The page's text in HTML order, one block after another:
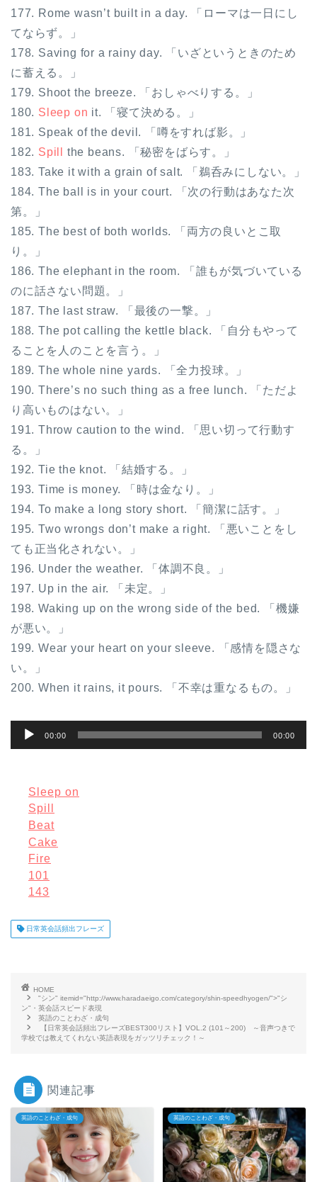
177. Rome wasn’t built in a day. 「ローマは一日にし
てならず。」
178. Saving for a rainy day. 「いざというときのため
に蓄える。」
179. Shoot the breeze. 「おしゃべりする。」
180. Sleep on it. 「寝て決める。」
181. Speak of the devil. 「噂をすれば影。」
182. Spill
the beans. 「秘密をばらす。」
183. Take it with a grain of salt. 「鵜呑みにしない。」
184. The ball is in your court. 「次の行動はあなた次
第。」
185. The best of both worlds. 「両方の良いとこ取
り。」
186. The elephant in the room. 「誰もが気づいている
のに話さない問題。」
187. The last straw. 「最後の一撃。」
188. The pot calling the kettle black. 「自分もやって
ることを人のことを言う。」
189. The whole nine yards. 「全力投球。」
190. There’s no such thing as a free lunch. 「ただよ
り高いものはない。」
191. Throw caution to the wind. 「思い切って行動す
る。」
192. Tie the knot. 「結婚する。」
193. Time is money. 「時は金なり。」
194. To make a long story short. 「簡潔に話す。」
195. Two wrongs don’t make a right. 「悪いことをし
ても正当化されない。」
196. Under the weather. 「体調不良。」
197. Up in the air. 「未定。」
198. Waking up on the wrong side of the bed. 「機嫌
が悪い。」
199. Wear your heart on your sleeve. 「感情を隠さな
い。」
200. When it rains, it pours. 「不幸は重なるもの。」
声
00:00 00:00
Sleep on
Spill
Beat
Cake
Fire
101
143
日常英会話頻出フレーズ
HOME
"シン" itemid="http://www.haradaeigo.com/category/shin-speedhyogen/">"シ
ン"・英会話スピード表現
英語のことわざ・成句
【日常英会話頻出フレーズBEST300リスト】VOL.2 (101～200) ～音声つきで
学校では教えてくれない英語表現をガッツリチェック！～
関連記事
英語のことわざ・成句 英語のことわざ・成句